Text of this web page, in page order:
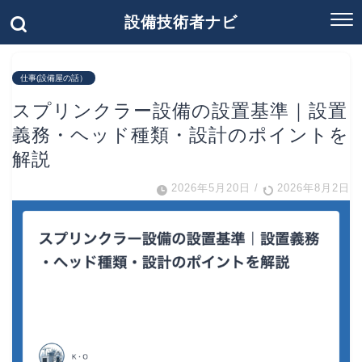
設備技術者ナビ
仕事(設備屋の話）
スプリンクラー設備の設置基準｜設置
義務・ヘッド種類・設計のポイントを
解説
2026年5月20日 / 2026年8月2日